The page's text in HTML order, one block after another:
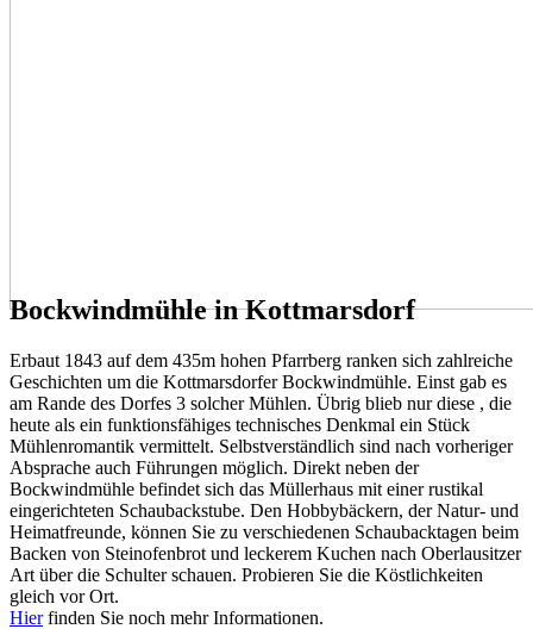
Bockwindmühle in Kottmarsdorf
Erbaut 1843 auf dem 435m hohen Pfarrberg ranken sich zahlreiche
Geschichten um die Kottmarsdorfer Bockwindmühle. Einst gab es
am Rande des Dorfes 3 solcher Mühlen. Übrig blieb nur diese , die
heute als ein funktionsfähiges technisches Denkmal ein Stück
Mühlenromantik vermittelt. Selbstverständlich sind nach vorheriger
Absprache auch Führungen möglich. Direkt neben der
Bockwindmühle befindet sich das Müllerhaus mit einer rustikal
eingerichteten Schaubackstube. Den Hobbybäckern, der Natur- und
Heimatfreunde, können Sie zu verschiedenen Schaubacktagen beim
Backen von Steinofenbrot und leckerem Kuchen nach Oberlausitzer
Art über die Schulter schauen. Probieren Sie die Köstlichkeiten
gleich vor Ort.
Hierfinden Sie noch mehr Informationen.